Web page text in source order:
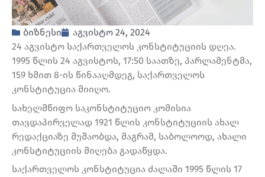
ბიზნესი
აგვისტო 24, 2024
24 აგვისტო საქართველოს კონსტიტუციის დღეა.
1995 წლის 24 აგვისტოს, 17:50 საათზე, პარლამენტმა,
159 ხმით 8-ის წინააღმდეგ, საქართველოს
კონსტიტუცია მიიღო.
სახელმწიფო საკონსტიტუციო კომისია
თავდაპირველად 1921 წლის კონსტიტუციის ახალ
რედაქციაზე მუშაობდა, მაგრამ, საბოლოოდ, ახალი
კონსტიტუციის მიღება გადაწყდა.
საქართველოს კონსტიტუცია ძალაში 1995 წლის 17